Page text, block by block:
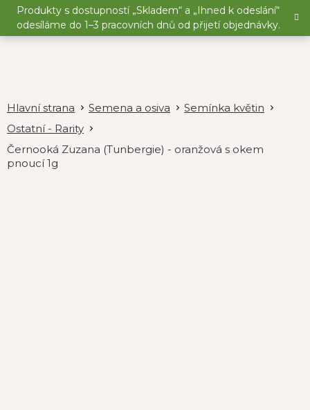
Přejít
obsah
Produkty s dostupností „Skladem“ a „Ihned k odeslání“
odesíláme do 1–3 pracovních dnů od přijetí objednávky.
Semena a osiva
Semínka květin
Ostatní - Rarity
Černooká Zuzana (Tunbergie) - oranžová s okem
pnoucí 1g